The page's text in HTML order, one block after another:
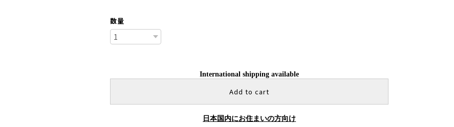
数量
International shipping available
Add to cart
日本国内にお住まいの方向け